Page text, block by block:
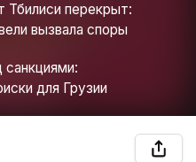
Тбилиси перекрыт:
вызвала споры
для Грузии